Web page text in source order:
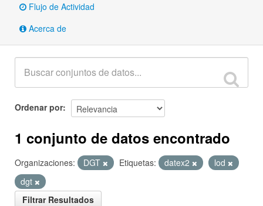
Flujo de Actividad
Acerca de
Ordenar por
1 conjunto de datos encontrado
Organizaciones: DGT Etiquetas: datex2
lod
dgt
Filtrar Resultados